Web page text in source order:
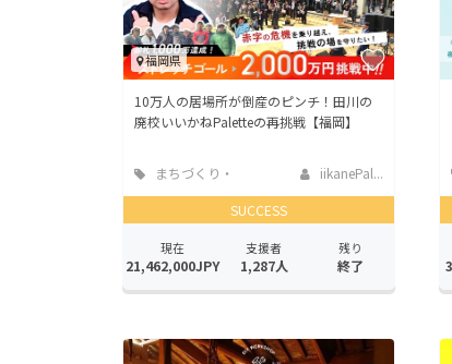
福岡県
10万人の居場所が倒産のピンチ！田川の
廃校いいかねPaletteの再挑戦【福岡】
まちづくり・
地域活性化
iikanePal...
SUCCESS
現在
21,462,000JPY
支援者
1,287人
残り
終了